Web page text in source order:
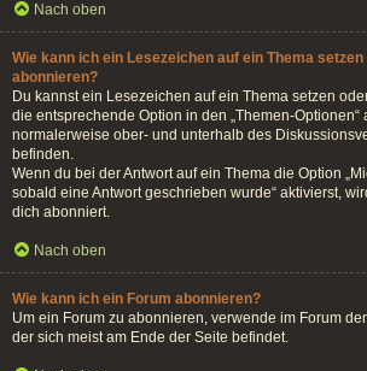
Nach oben
Wie kann ich ein Lesezeichen auf ein Thema
abonnieren?
Du kannst ein Lesezeichen auf ein Thema setzen
die entsprechende Option in den „Themen-Optionen“
normalerweise ober- und unterhalb des
befinden.
Wenn du bei der Antwort auf ein Thema die Option
sobald eine Antwort geschrieben wurde“ aktivierst,
dich abonniert.
Nach oben
Wie kann ich ein Forum abonnieren?
Um ein Forum zu abonnieren, verwende im Forum
der sich meist am Ende der Seite befindet.